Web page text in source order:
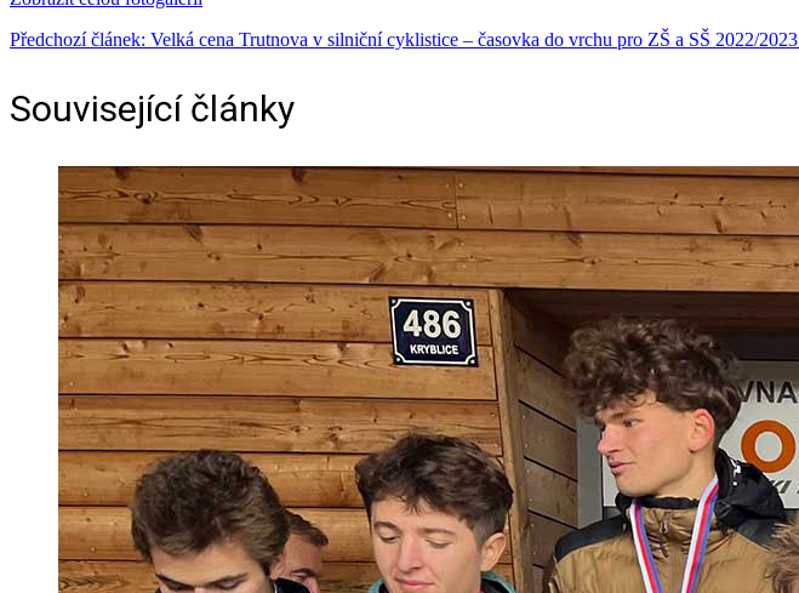
Předchozí článek: Velká cena Trutnova v silniční cyklistice – časovka do vrchu pro ZŠ a SŠ 2022/2023
Související články